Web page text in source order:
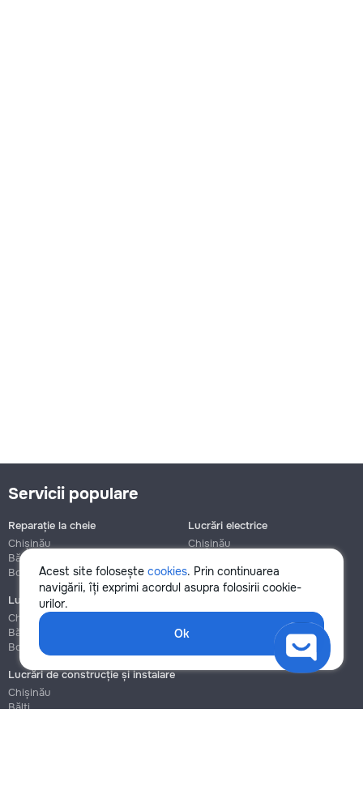
Acest site folosește cookies. Prin continuarea
navigării, îți exprimi acordul asupra folosirii cookie-
urilor.
Ok
Servicii populare
Reparație la cheie
Chișinău
Bălți
Botanica
Lucrări electrice
Chișinău
Botanica
Lucrări de instalații sanitare
Chișinău
Bălți
Botanica
Bălți
Lucrări de construcție și instalare
Chișinău
Bălți